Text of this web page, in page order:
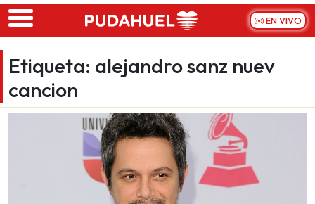
Skip to main content
EN VIVO
Etiqueta: alejandro sanz nuev
cancion